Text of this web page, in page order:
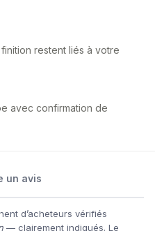
restent liés à votre
avec confirmation de
un avis
d’acheteurs vérifiés
— clairement indiqués. Le